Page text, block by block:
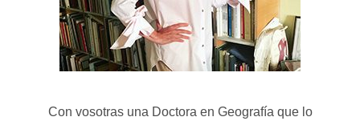
Con vosotras una Doctora en Geografía que lo